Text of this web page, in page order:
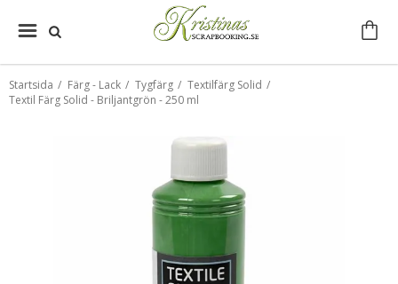
Startsida / Färg - Lack / Tygfärg / Textilfärg Solid /
Textil Färg Solid - Briljantgrön - 250 ml